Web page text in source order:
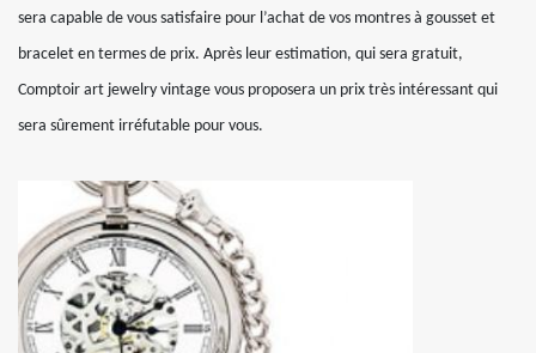
sera capable de vous satisfaire pour l’achat de vos montres à gousset et
bracelet en termes de prix. Après leur estimation, qui sera gratuit,
Comptoir art jewelry vintage vous proposera un prix très intéressant qui
sera sûrement irréfutable pour vous.